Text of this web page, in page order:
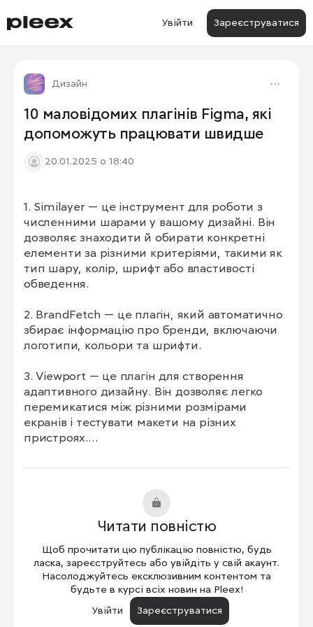
Увійти Зареєструватися
Дизайн
10 маловідомих плагінів Figma, які
допоможуть працювати швидше
20.01.2025 о 18:40
1. Similayer — це інструмент для роботи з
численними шарами у вашому дизайні. Він
дозволяє знаходити й обирати конкретні
елементи за різними критеріями, такими як
тип шару, колір, шрифт або властивості
обведення.
2. BrandFetch — це плагін, який автоматично
збирає інформацію про бренди, включаючи
логотипи, кольори та шрифти.
3. Viewport — це плагін для створення
адаптивного дизайну. Він дозволяє легко
перемикатися між різними розмірами
екранів і тестувати макети на різних
пристроях.
фігури на декілька частин.
5. Design Lint — це інструмент для перевірки
вашого дизайну на відповідність стандартам.
Він автоматично сканує макет і позначає
будь-які помилки, такі як некоректні
відступи, невідповідність стилів чи
розбіжності з сіткою.
Читати повністю
Щоб прочитати цю публікацію повністю, будь
ласка, зареєструйтесь або увійдіть у свій акаунт.
Насолоджуйтесь ексклюзивним контентом та
будьте в курсі всіх новин на Pleex!
Увійти
Зареєструватися